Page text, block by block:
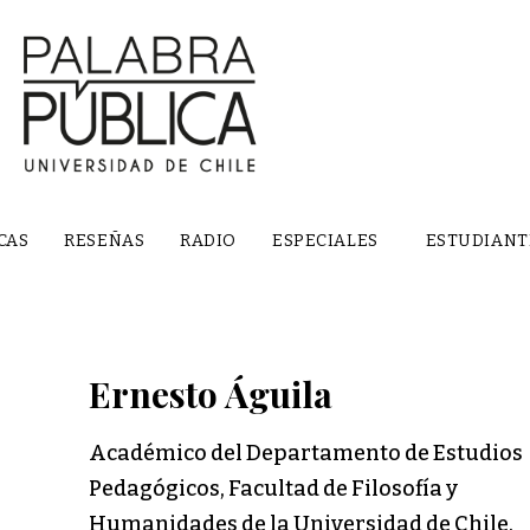
RESEÑAS RADIO ESPECIALES
Ernesto Águila
Académico del Departamento de Estudios
Pedagógicos, Facultad de Filosofía y
Humanidades de la Universidad de Chile.